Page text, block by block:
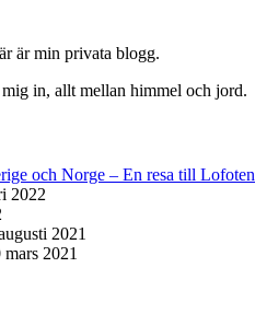
är min privata blogg.
in, allt mellan himmel och jord.
och Norge – En resa till Lofoten
2022
2021
mars 2021